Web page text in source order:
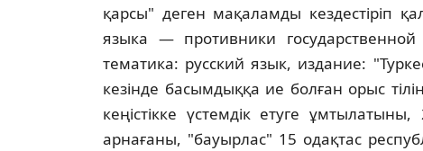
қарсы" деген мақаламды кездестiрiп
языка — противники
тематика: русский язык, издание:
кезiнде басымдыққа ие болған орыс
кеңiстiкке үстемдiк етуге
арнағаны, "бауырлас" 15 одақтас